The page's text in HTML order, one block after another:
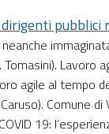
pubblici
Tomasini).
agile al tempo
Comune
19: